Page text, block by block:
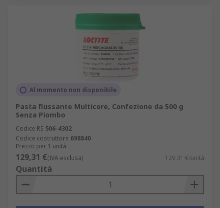
Al momento non disponibile
Pasta flussante Multicore, Confezione da 500 g
Senza Piombo
Codice RS 506-4302
Codice costruttore 698840
Prezzo per 1 unità
129,31 €(IVA esclusa) 129,31 €/unità
Quantità